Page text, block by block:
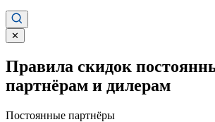
✕
Правила скидок
партнёрам и дилерам
Постоянные партнёры